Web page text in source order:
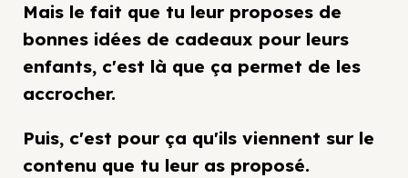
Mais le fait que tu leur proposes de
bonnes idées de cadeaux pour leurs
enfants, c'est là que ça permet de les
accrocher.
Puis, c'est pour ça qu'ils viennent sur le
contenu que tu leur as proposé.